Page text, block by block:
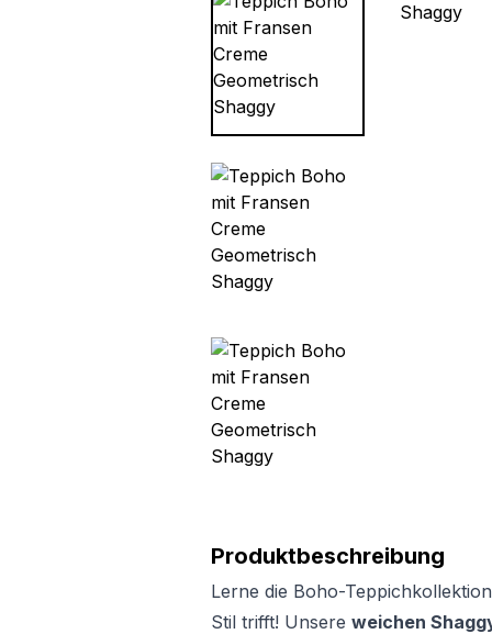
Produktbeschreibung
Lerne die Boho-
Stil trifft! Unsere weichen